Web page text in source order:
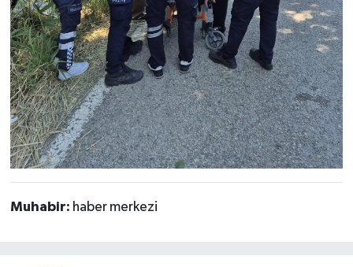
Muhabir: haber merkezi
Susurluk
TARİHTE BUGÜN
TEKNOLOJİ
Trend
VİZYONDAKİLER